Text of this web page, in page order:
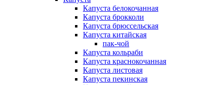
Капуста белокочанная
Капуста брокколи
Капуста брюссельская
Капуста китайская
пак-чой
Капуста кольраби
Капуста краснокочанная
Капуста листовая
Капуста пекинская